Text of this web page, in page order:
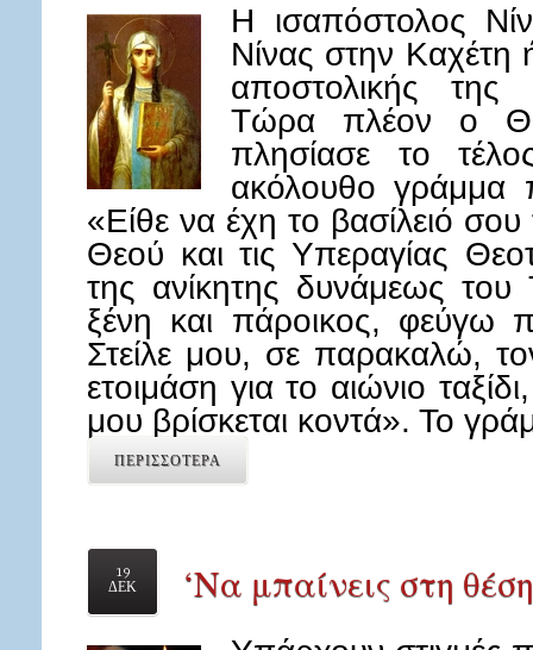
Η ισαπόστολος
Νίνας στην Καχέτη
αποστολικής της
Τώρα πλέον ο
πλησίασε το
ακόλουθο γράμμα
«Είθε να έχη το βασίλειό σου
Θεού και τις Υπεραγίας
της ανίκητης δυνάμεως
ξένη και πάροικος, φεύγω
Στείλε μου, σε παρακαλώ,
ετοιμάση για το αιώνιο
μου βρίσκεται κοντά». Το
ΠΕΡΙΣΣΟΤΕΡΑ
19
ΔΕΚ
‘Να μπαίνεις στη